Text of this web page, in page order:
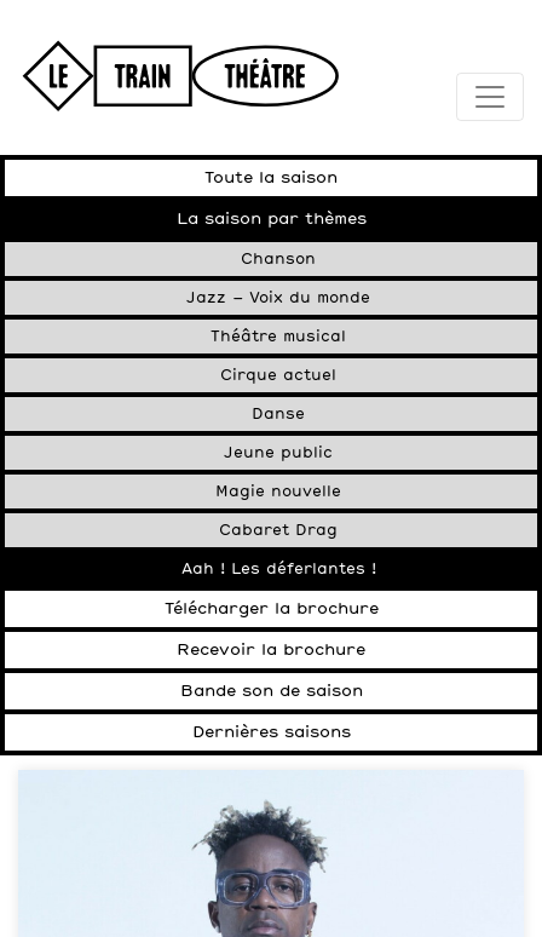
Toute la saison
La saison par thèmes
Chanson
Jazz – Voix du monde
Théâtre musical
Cirque actuel
Danse
Jeune public
Magie nouvelle
Cabaret Drag
Aah ! Les déferlantes !
Télécharger la brochure
Recevoir la brochure
Bande son de saison
Dernières saisons